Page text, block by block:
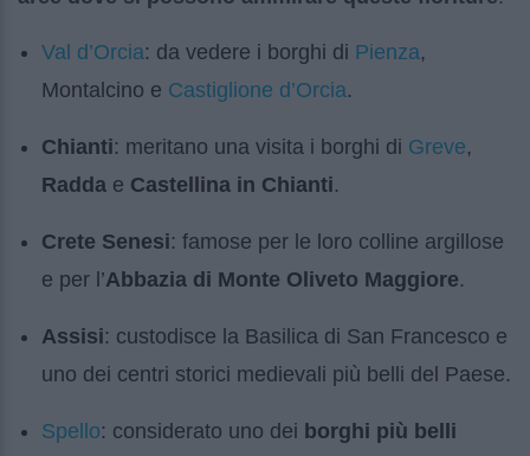
Val d’Orcia: da vedere i borghi di Pienza,
Montalcino e Castiglione d’Orcia.
Chianti: meritano una visita i borghi di Greve,
Radda e Castellina in Chianti.
Crete Senesi: famose per le loro colline argillose
e per l’Abbazia di Monte Oliveto Maggiore.
Assisi: custodisce la Basilica di San Francesco e
uno dei centri storici medievali più belli del Paese.
Spello: considerato uno dei borghi più belli